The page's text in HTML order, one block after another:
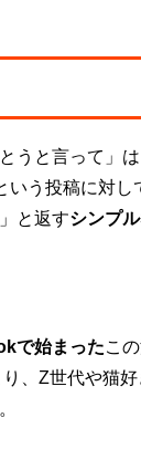
うと言って」
いう投稿に対し
と返すシンプ
で始まったこ
、Z世代や猫